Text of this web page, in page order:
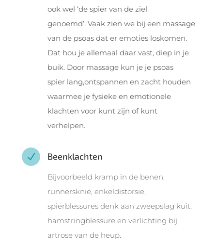
ook wel ‘de spier van de ziel
genoemd’. Vaak zien we bij een massage
van de psoas dat er emoties loskomen.
Dat hou je allemaal daar vast, diep in je
buik. Door massage kun je je psoas
spier lang,ontspannen en zacht houden
waarmee je fysieke en emotionele
klachten voor kunt zijn of kunt
verhelpen.
N Beenklachten
Bijvoorbeeld kramp in de benen,
runnersknie, enkeldistorsie,
spierblessures denk aan zweepslag kuit,
hamstringblessure en verlichting bij
artrose van de heup.